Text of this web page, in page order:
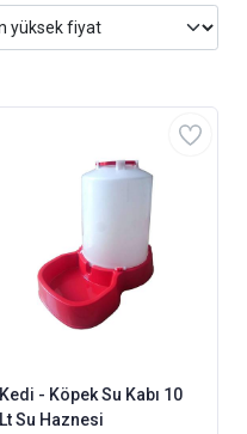
Kedi - Köpek Su Kabı 10
Lt Su Haznesi